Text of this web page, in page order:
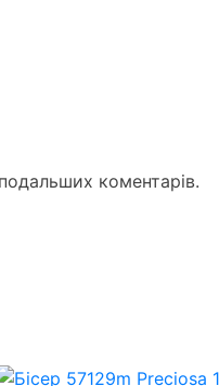
коментарів.